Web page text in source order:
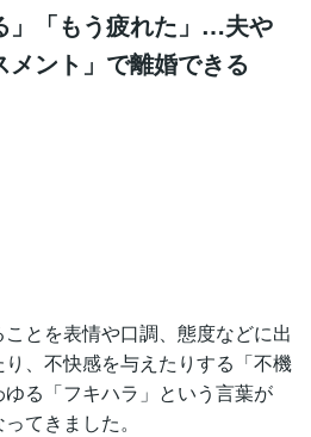
」「もう疲れた」…夫や
ント」で離婚できる
とを表情や口調、態度などに出
、不快感を与えたりする「不機
る「フキハラ」という言葉が
てきました。